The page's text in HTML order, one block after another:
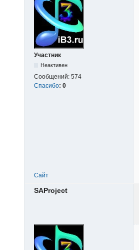
Участник
Неактивен
Сообщений: 574
Спасибо: 0
Сайт
SAProject